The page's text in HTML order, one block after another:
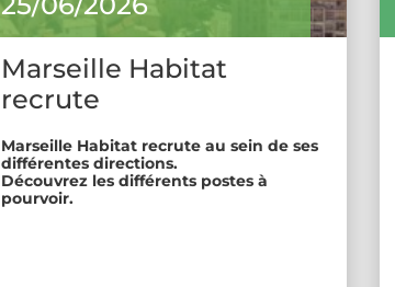
Marseille Habitat
recrute
Marseille Habitat recrute au sein de ses
différentes directions.
Découvrez les différents postes à
pourvoir.